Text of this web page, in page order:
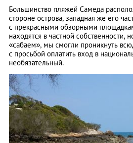
Большинство пляжей Самеда
стороне острова, западная же его
с прекрасными обзорными
находятся в частной собственности,
«сабаем», мы смогли проникнуть
с просьбой оплатить вход в
необязательный.